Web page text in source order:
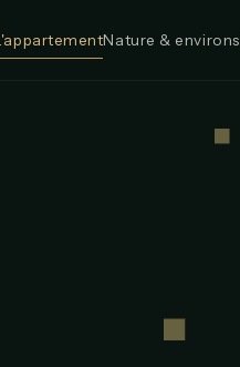
Nature & environs